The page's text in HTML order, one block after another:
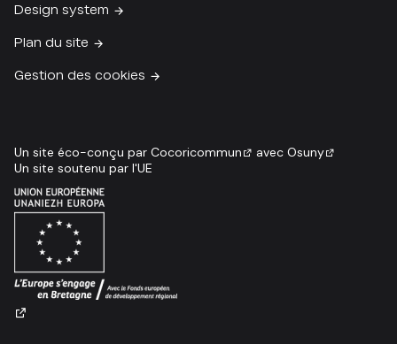
Design system
Plan du site
Gestion des cookies
Un site soutenu par l'UE
Un site éco-conçu par Cocoricommun avec Osuny